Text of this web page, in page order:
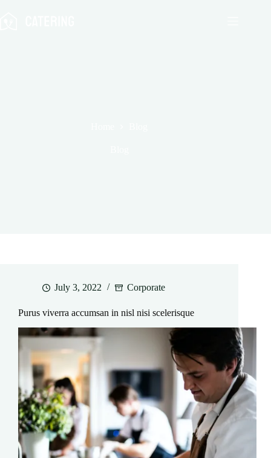
July 3, 2022 Corporate
Purus viverra accumsan in nisl nisi scelerisque